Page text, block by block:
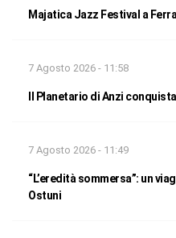
Majatica Jazz Festival a
7 Agosto 2026 - 11:58
Il Planetario di Anzi
7 Agosto 2026 - 11:49
“L’eredità sommersa”: un
Ostuni